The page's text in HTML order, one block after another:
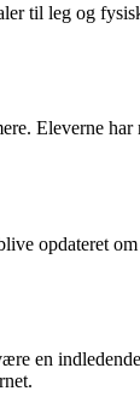
til leg og
Eleverne
opdateret
en